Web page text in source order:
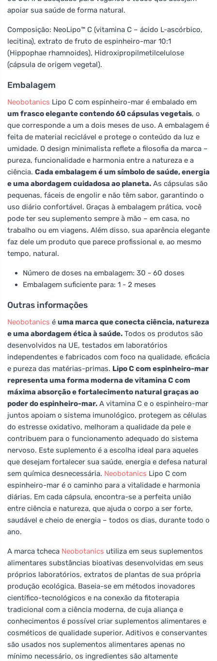
apoiar sua saúde de forma natural.
Composição: NeoLipo™ C (vitamina C – ácido L-ascórbico,
lecitina), extrato de fruto de espinheiro-mar 10:1
(Hippophae rhamnoides), Hidroxipropilmetilcelulose
(cápsula de origem vegetal).
Embalagem
Neobotanics Lipo C com espinheiro-mar é embalado em
um frasco elegante contendo 60 cápsulas vegetais, o
que corresponde a um a dois meses de uso. A embalagem é
feita de material reciclável e protege o conteúdo da luz e
umidade. O design minimalista reflete a filosofia da marca –
pureza, funcionalidade e harmonia entre a natureza e a
ciência. Cada embalagem é um símbolo de saúde, energia
e uma abordagem cuidadosa ao planeta. As cápsulas são
pequenas, fáceis de engolir e não têm sabor, garantindo o
uso diário confortável. Graças à embalagem prática, você
pode ter seu suplemento sempre à mão – em casa, no
trabalho ou em viagens. Além disso, sua aparência elegante
faz dele um produto que parece profissional e, ao mesmo
tempo, natural.
Número de doses na embalagem: 30 - 60 doses
Embalagem suficiente para: 1 - 2 meses
Outras informações
Neobotanics é uma marca que conecta ciência, natureza
e uma abordagem ética à saúde. Todos os produtos são
desenvolvidos na UE, testados em laboratórios
independentes e fabricados com foco na qualidade, eficácia
e pureza das matérias-primas. Lipo C com espinheiro-mar
representa uma forma moderna de vitamina C com
máxima absorção e fortalecimento natural graças ao
poder do espinheiro-mar. A vitamina C e o espinheiro-mar
juntos apoiam o sistema imunológico, protegem as células
do estresse oxidativo, melhoram a qualidade da pele e
contribuem para o funcionamento adequado do sistema
nervoso. Este suplemento é a escolha ideal para aqueles
que desejam fortalecer sua saúde, energia e defesa natural
sem química desnecessária. Neobotanics Lipo C com
espinheiro-mar é o caminho para a vitalidade e harmonia
diárias. Em cada cápsula, encontra-se a perfeita união
entre ciência e natureza, que ajuda o corpo a ser forte,
saudável e cheio de energia – todos os dias, durante todo o
ano.
A marca tcheca Neobotanics utiliza em seus suplementos
alimentares substâncias bioativas desenvolvidas em seus
próprios laboratórios, extratos de plantas de sua própria
produção ecológica. Baseia-se em métodos inovadores
científico-tecnológicos e na conexão da fitoterapia
tradicional com a ciência moderna, de cuja aliança e
conhecimentos é possível criar suplementos alimentares e
cosméticos de qualidade superior. Aditivos e conservantes
são usados nos suplementos alimentares apenas no
mínimo necessário, os ingredientes são altamente